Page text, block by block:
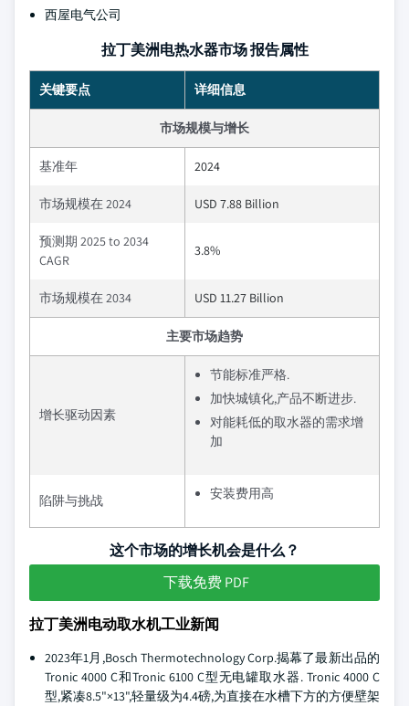
西屋电气公司
拉丁美洲电热水器市场 报告属性
关键要点 详细信息
市场规模与增长
基准年 2024
市场规模在 2024 USD 7.88 Billion
预测期 2025 to 2034
CAGR
3.8%
市场规模在 2034 USD 11.27 Billion
主要市场趋势
增长驱动因素
节能标准严格.
加快城镇化,产品不断进步.
对能耗低的取水器的需求增
加
陷阱与挑战 安装费用高
这个市场的增长机会是什么？
下载免费 PDF
拉丁美洲电动取水机工业新闻
2023年1月,Bosch Thermotechnology Corp.揭幕了最新出品的
Tronic 4000 C和Tronic 6100 C型无电罐取水器. Tronic 4000 C
型,紧凑8.5"×13",轻量级为4.4磅,为直接在水槽下方的方便壁架